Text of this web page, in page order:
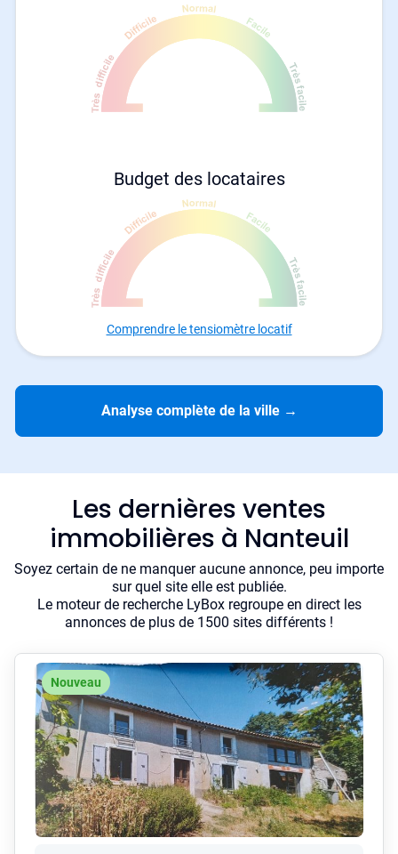
Budget des locataires
Comprendre le tensiomètre locatif
Analyse complète de la ville →
Les dernières ventes
immobilières à Nanteuil
Soyez certain de ne manquer aucune annonce, peu importe
sur quel site elle est publiée.
Le moteur de recherche LyBox regroupe en direct les
annonces de plus de 1500 sites différents !
Nouveau